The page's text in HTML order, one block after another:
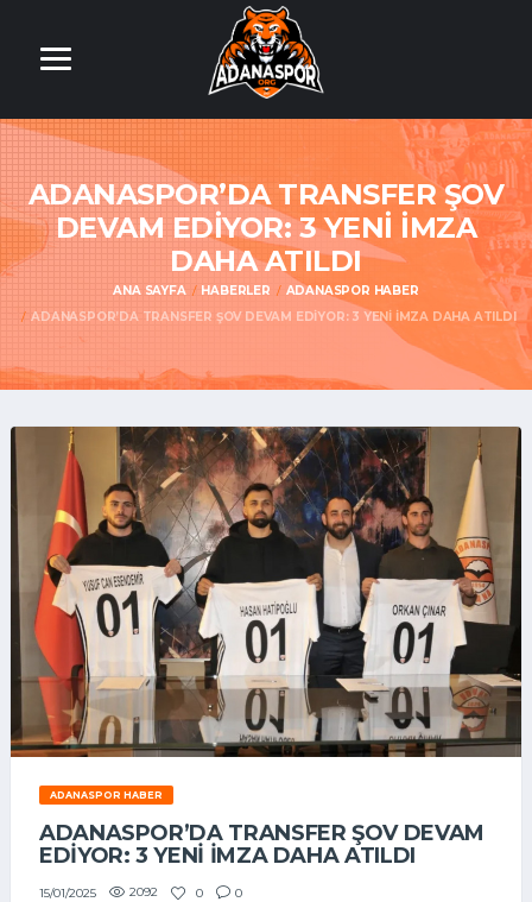
ADANASPOR’DA TRANSFER ŞOV
DEVAM EDIYOR: 3 YENI İMZA
DAHA ATILDI
ANA SAYFA HABERLER
ADANASPOR HABER
ADANASPOR’DA TRANSFER ŞOV DEVAM EDIYOR: 3 YENI İMZA DAHA ATILDI
ADANASPOR HABER
ADANASPOR’DA TRANSFER ŞOV DEVAM
EDIYOR: 3 YENI İMZA DAHA ATILDI
15/01/2025 2092 0 0